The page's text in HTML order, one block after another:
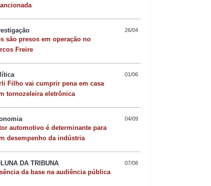
Quer sofisticar o
risoto de camarão
26/04
são presos em operação no
Freire
01/06
Filho vai cumprir pena em casa
tornozeleira eletrônica
04/09
automotivo é determinante para
desempenho da indústria
DA TRIBUNA 07/08
da base na audiência pública